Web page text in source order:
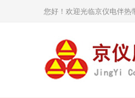
您好！欢迎光临京仪电伴热